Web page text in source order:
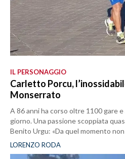
IL PERSONAGGIO
Carletto Porcu,
Monserrato
A 86 anni ha corso oltre 1100 gare
giorno. Una passione scoppiata
Benito Urgu: «Da quel momento
LORENZO RODA